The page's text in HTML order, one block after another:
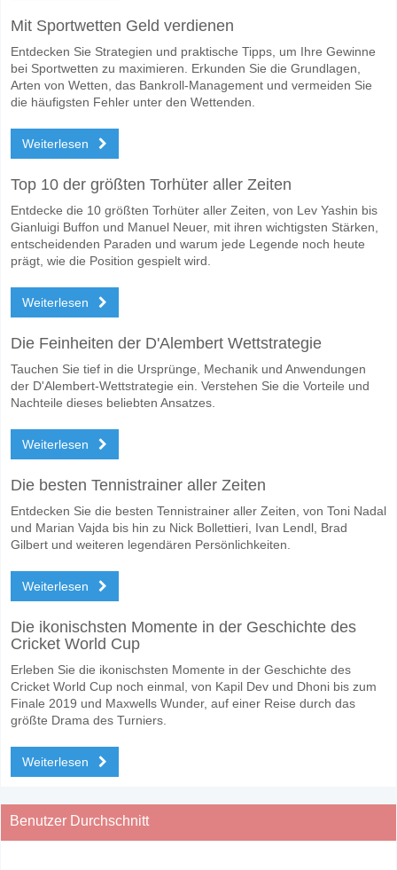
Wofür ist die richtige Ergebnisprognose Internacional
Auf der riskanten Seite, können Sie das Korrektes Ergebnis von
Mit Sportwetten Geld verdienen
Entdecken Sie Strategien und praktische Tipps, um Ihre Gewinne
bei Sportwetten zu maximieren. Erkunden Sie die Grundlagen,
Arten von Wetten, das Bankroll-Management und vermeiden Sie
die häufigsten Fehler unter den Wettenden.
Weiterlesen
Top 10 der größten Torhüter aller Zeiten
Entdecke die 10 größten Torhüter aller Zeiten, von Lev Yashin bis
Gianluigi Buffon und Manuel Neuer, mit ihren wichtigsten Stärken,
entscheidenden Paraden und warum jede Legende noch heute
prägt, wie die Position gespielt wird.
Weiterlesen
Die Feinheiten der D'Alembert Wettstrategie
Tauchen Sie tief in die Ursprünge, Mechanik und Anwendungen
der D'Alembert-Wettstrategie ein. Verstehen Sie die Vorteile und
Nachteile dieses beliebten Ansatzes.
Weiterlesen
Die besten Tennistrainer aller Zeiten
Entdecken Sie die besten Tennistrainer aller Zeiten, von Toni Nadal
und Marian Vajda bis hin zu Nick Bollettieri, Ivan Lendl, Brad
Gilbert und weiteren legendären Persönlichkeiten.
Weiterlesen
Die ikonischsten Momente in der Geschichte des
Cricket World Cup
Erleben Sie die ikonischsten Momente in der Geschichte des
Cricket World Cup noch einmal, von Kapil Dev und Dhoni bis zum
Finale 2019 und Maxwells Wunder, auf einer Reise durch das
größte Drama des Turniers.
Weiterlesen
Benutzer Durchschnitt